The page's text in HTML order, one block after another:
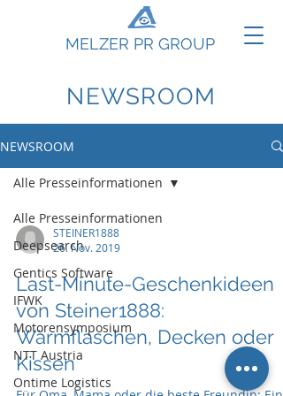
MELZER PR GROUP
NEWSROOM
NEWSROOM
Alle Presseinformationen
Deepsearch
Gentics Software
IFWK
Motorensymposium
NTT Austria
Ontime Logistics
Alle Presseinformationen
STEINER1888
26. Nov. 2019
Last-Minute-Geschenkideen
von Steiner1888:
Wärmflaschen, Decken oder
Kissen